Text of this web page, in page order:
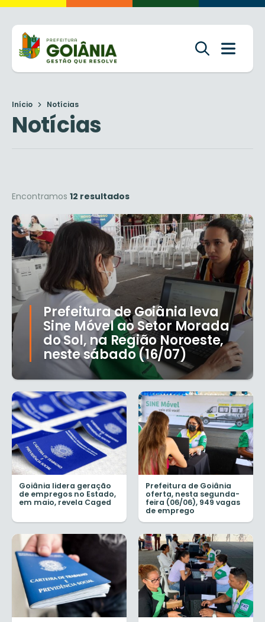
Início Notícias
Notícias
Encontramos 12 resultados
Prefeitura de Goiânia leva
Sine Móvel ao Setor Morada
do Sol, na Região Noroeste,
neste sábado (16/07)
Goiânia lidera geração
de empregos no Estado,
em maio, revela Caged
Prefeitura de Goiânia
oferta, nesta segunda-
feira (06/06), 949 vagas
de emprego